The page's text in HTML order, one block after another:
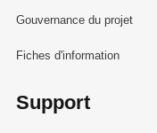
Gouvernance du projet
Fiches d'information
Support